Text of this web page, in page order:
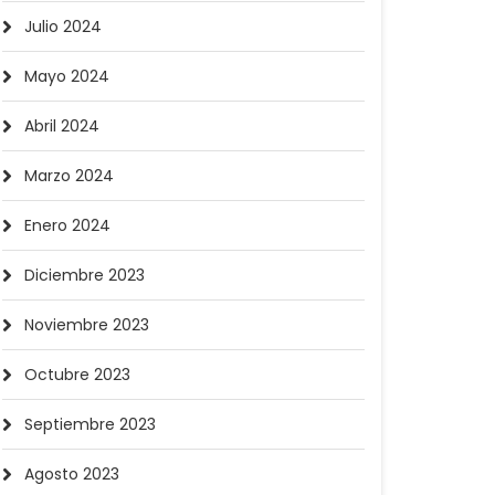
Julio 2024
Mayo 2024
Abril 2024
Marzo 2024
Enero 2024
Diciembre 2023
Noviembre 2023
Octubre 2023
Septiembre 2023
Agosto 2023